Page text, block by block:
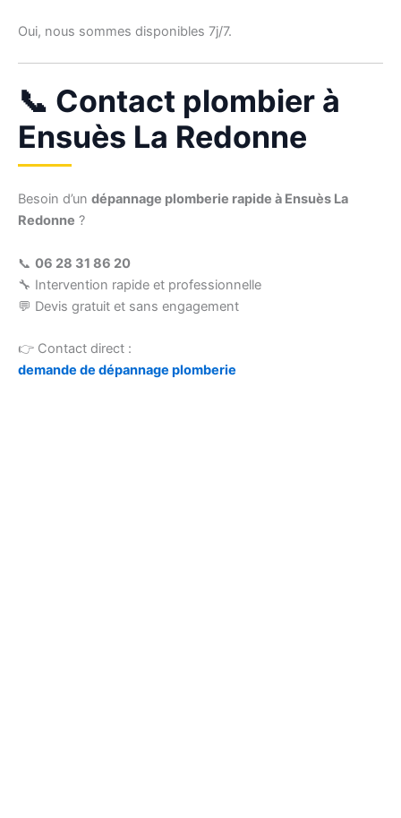
Oui, nous sommes disponibles 7j/7.
📞 Contact plombier à
Ensuès La Redonne
Besoin d’un dépannage plomberie rapide à Ensuès La
Redonne ?
📞 06 28 31 86 20
🔧 Intervention rapide et professionnelle
💬 Devis gratuit et sans engagement
👉 Contact direct :
demande de dépannage plomberie